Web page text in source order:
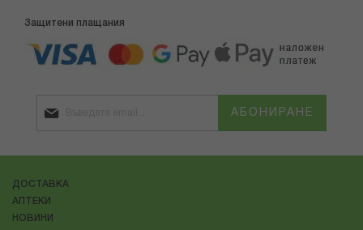
Защитени плащания
АБОНИРАНЕ
ДОСТАВКА
АПТЕКИ
НОВИНИ